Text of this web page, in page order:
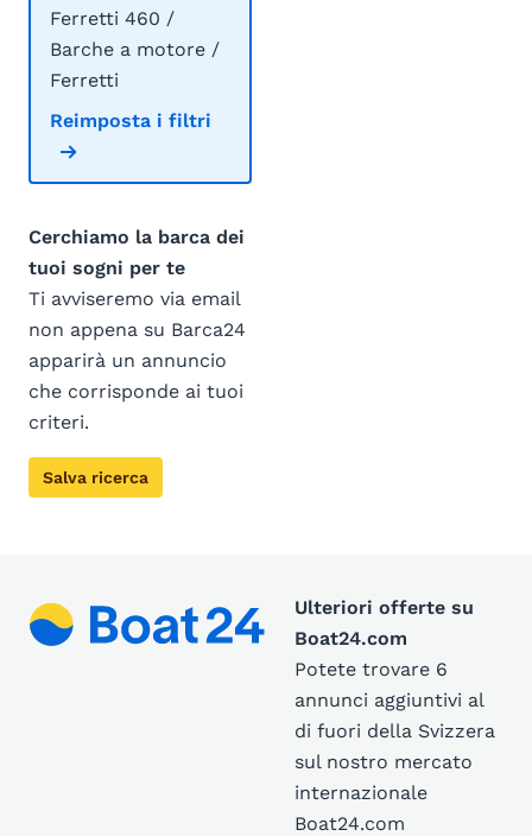
Ferretti 460 /
Barche a motore /
Ferretti
Reimposta i filtri
Cerchiamo la barca dei
tuoi sogni per te
Ti avviseremo via email
non appena su Barca24
apparirà un annuncio
che corrisponde ai tuoi
criteri.
Salva ricerca
Ulteriori offerte su
Boat24.com
Potete trovare 6
annunci aggiuntivi al
di fuori della Svizzera
sul nostro mercato
internazionale
Boat24.com